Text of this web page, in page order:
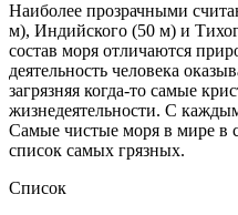
Наиболее прозрачными
м), Индийского (50 м) и
состав моря отличаются
деятельность человека
загрязняя когда-то самые
жизнедеятельности. С
Самые чистые моря в мире в
список самых грязных.
Список